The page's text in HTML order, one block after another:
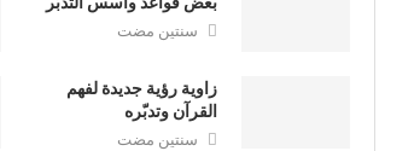
سنتين مضت
زاوية رؤية جديدة لفهم
القرآن وتدبّره
سنتين مضت